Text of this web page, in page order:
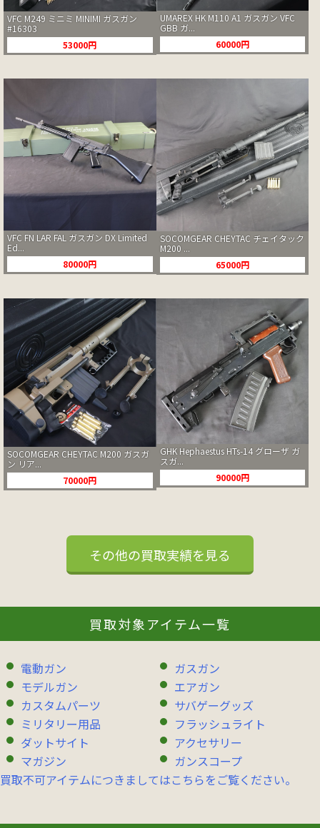
VFC M249 ミニミ MINIMI ガスガン
#16303
53000円
UMAREX HK M110 A1 ガスガン VFC
GBB ガ...
60000円
VFC FN LAR FAL ガスガン DX Limited
Ed...
80000円
SOCOMGEAR CHEYTAC チェイタック
M200 ...
65000円
SOCOMGEAR CHEYTAC M200 ガスガ
ン リア...
70000円
GHK Hephaestus HTs-14 グローザ ガ
スガ...
90000円
その他の買取実績を見る
買取対象アイテム一覧
電動ガン
ガスガン
モデルガン
エアガン
カスタムパーツ
サバゲーグッズ
ミリタリー用品
フラッシュライト
ダットサイト
アクセサリー
マガジン
ガンスコープ
買取不可アイテムにつきましてはこちらをご覧ください。